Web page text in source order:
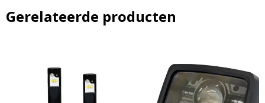
Gerelateerde producten
en ontdek de klantfoto van de maand!
Bevestig je inschrijving via de bevestigingsmail in je